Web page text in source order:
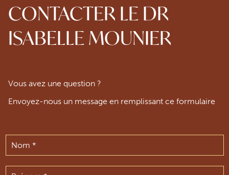
CONTACTER LE DR
ISABELLE MOUNIER
Vous avez une question ?
Envoyez-nous un message en remplissant ce formulaire